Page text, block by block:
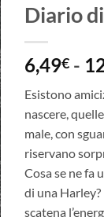
Diario
6,49€ -
Esistono
nascere,
male, con
riservano
Cosa se ne fa
di una
scatena